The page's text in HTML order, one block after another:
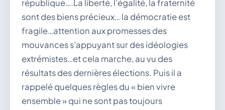
république….La liberté, l’égalité, la fraternité
sont des biens précieux… la démocratie est
fragile…attention aux promesses des
mouvances s’appuyant sur des idéologies
extrémistes…et cela marche, au vu des
résultats des dernières élections. Puis il a
rappelé quelques règles du « bien vivre
ensemble » qui ne sont pas toujours